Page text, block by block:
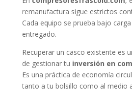
remanufactura sigue estrictos
Cada equipo se prueba bajo
entregado.
Recuperar un casco existente es
de gestionar tu inversión en
Es una práctica de economía
tanto a tu bolsillo como al medio